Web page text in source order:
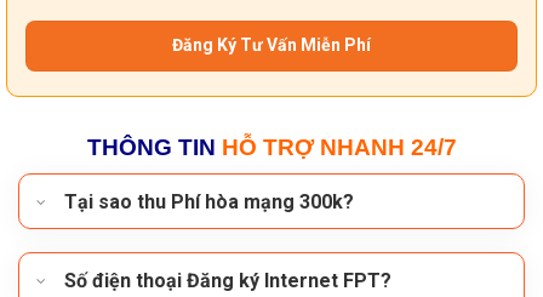
THÔNG TIN HỖ TRỢ NHANH 24/7
Tại sao thu Phí hòa mạng 300k?
Số điện thoại Đăng ký Internet FPT?